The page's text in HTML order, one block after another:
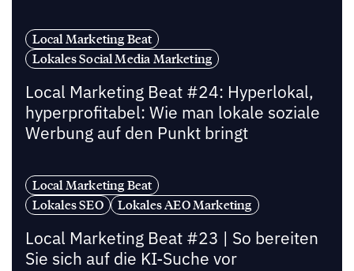
Local Marketing Beat
Lokales Social Media Marketing
Local Marketing Beat #24: Hyperlokal,
hyperprofitabel: Wie man lokale soziale
Werbung auf den Punkt bringt
Local Marketing Beat
Lokales SEO
Lokales AEO Marketing
Local Marketing Beat #23 | So bereiten
Sie sich auf die KI-Suche vor